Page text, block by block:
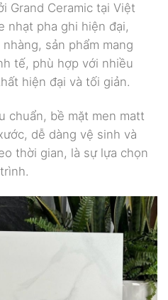
Grand Ceramic tại Việt
nhạt pha ghi hiện đại,
sản phẩm mang
tế, phù hợp với nhiều
hiện đại và tối giản.
chuẩn, bề mặt men matt
dễ dàng vệ sinh và
thời gian, là sự lựa chọn